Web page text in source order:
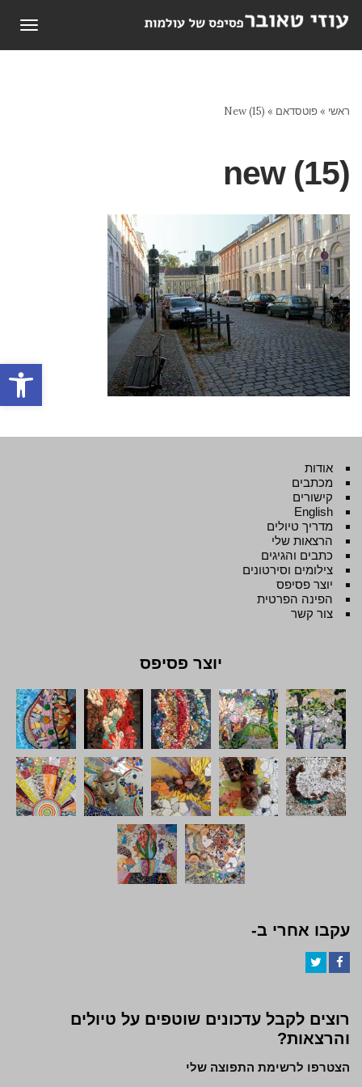
פתח
ראשי »פוטסדאם »
New (15)
new (15)
אודות
מכתבים
קישורים
English
מדריך טיולים
הרצאות שלי
כתבים והגיגים
צילומים וסירטונים
יוצר פסיפס
הפינה הפרטית
צור קשר
יוצר פסיפס
עקבו אחרי ב-
רוצים לקבל עדכונים שוטפים על טיולים
והרצאות?
הצטרפו לרשימת התפוצה שלי